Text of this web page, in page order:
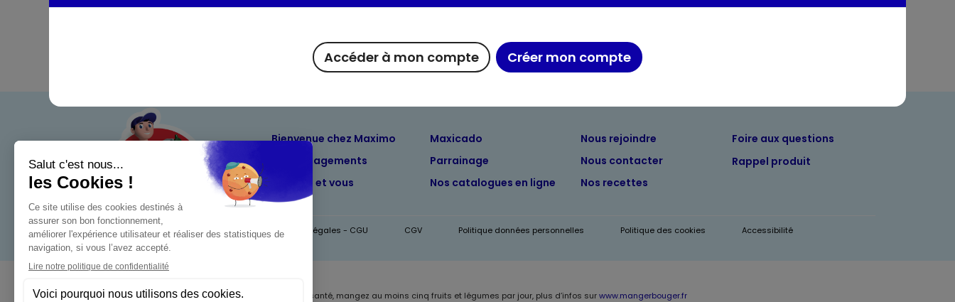
Bienvenue chez Maximo
Nos engagements
Maximo et vous
Maxicado
Parrainage
Nos catalogues en ligne
Nous rejoindre
Nous contacter
Nos recettes
Foire aux questions
Rappel produit
Mentions légales - CGU CGV Politique données personnelles Politique des cookies Accessibilité
Pour votre santé, mangez au moins cinq fruits et légumes par jour, plus d’infos surwww.mangerbouger.fr
Accéder à mon compte Créer mon compte